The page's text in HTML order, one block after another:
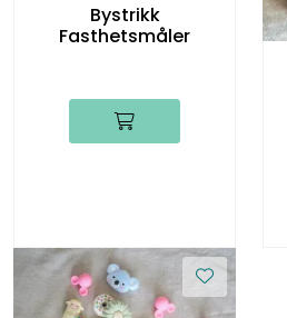
Bystrikk
Fasthetsmåler